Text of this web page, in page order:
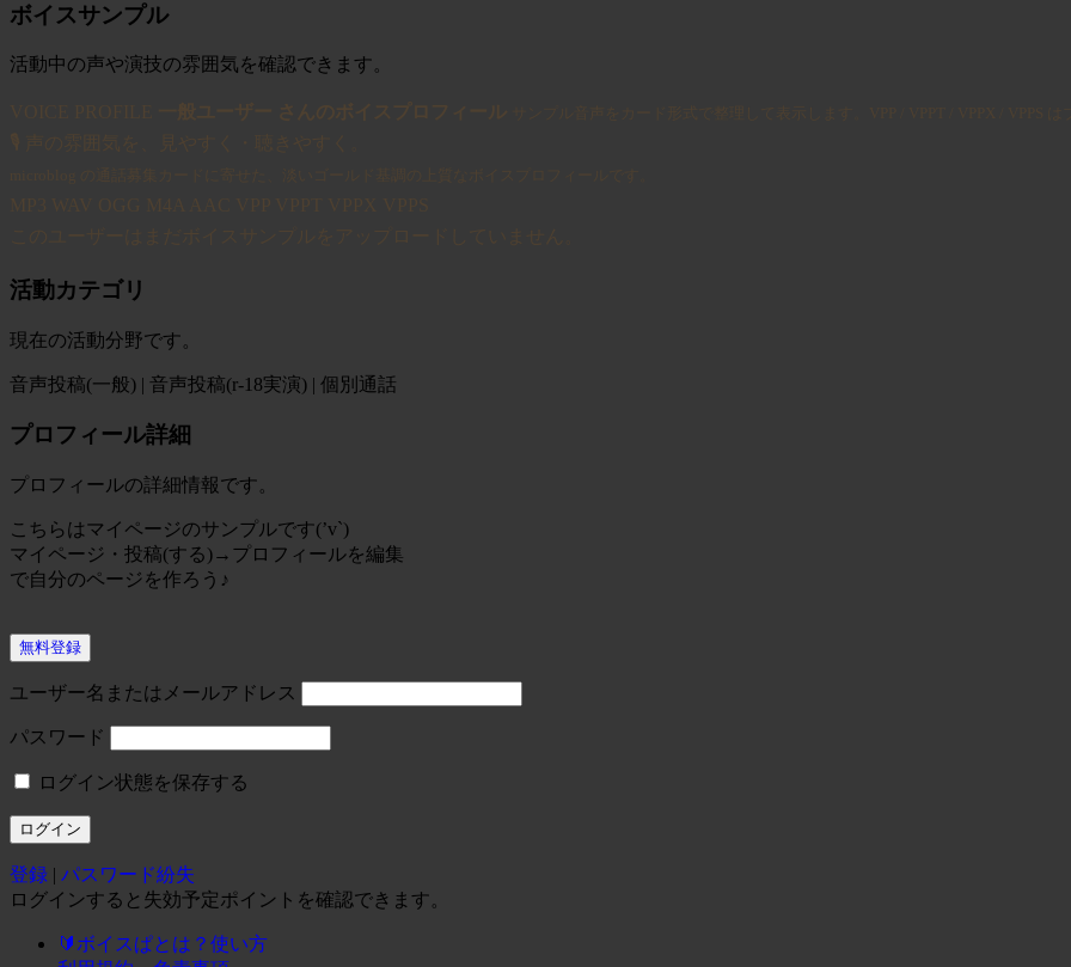
ボイスサンプル
活動中の声や演技の雰囲気を確認できます。
VOICE PROFILE 一般ユーザー さんのボイスプロフィール
声の雰囲気を、見やすく・聴きやすく。
microblog の通話募集カードに寄せた、淡いゴールド基調の上質なボイスプロフィールです。
OGG VPPX
このユーザーはまだボイスサンプルをアップロードしていません。
活動カテゴリ
現在の活動分野です。
音声投稿(一般) | 音声投稿(r-18実演) | 個別通話
プロフィール詳細
プロフィールの詳細情報です。
こちらはマイページのサンプルです(’v`)
マイページ・投稿(する)→プロフィールを編集
で自分のページを作ろう♪
無料登録
ユーザー名またはメールアドレス
パスワード
ログイン状態を保存する
登録 | パスワード紛失
ログインすると失効予定ポイントを確認できます。
🔰ボイスぱとは？使い方